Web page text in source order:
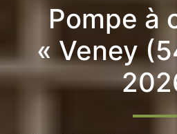
Pompe à
« Veney